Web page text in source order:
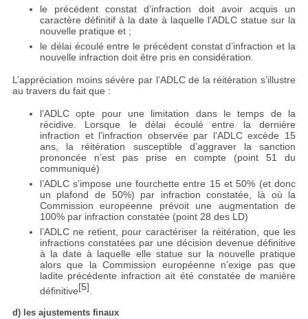
le précédent constat d’infraction doit avoir acquis un
caractère définitif à la date à laquelle l’ADLC statue sur la
nouvelle pratique et ;
le délai écoulé entre le précédent constat d’infraction et la
nouvelle infraction doit être pris en considération.
L’appréciation moins sévère par l’ADLC de la réitération s’illustre
au travers du fait que :
l’ADLC opte pour une limitation dans le temps de la
récidive. Lorsque le délai écoulé entre la dernière
infraction et l’infraction observée par l’ADLC excède 15
ans, la réitération susceptible d’aggraver la sanction
prononcée n’est pas prise en compte (point 51 du
communiqué)
l’ADLC s’impose une fourchette entre 15 et 50% (et donc
un plafond de 50%) par infraction constatée, là où la
Commission européenne prévoit une augmentation de
100% par infraction constatée (point 28 des LD)
l’ADLC ne retient, pour caractériser la réitération, que les
infractions constatées par une décision devenue définitive
à la date à laquelle elle statue sur la nouvelle pratique
alors que la Commission européenne n’exige pas que
ladite précédente infraction ait été constatée de manière
définitive[5]
d) les ajustements finaux